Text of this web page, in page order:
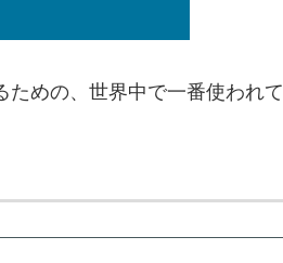
めの、世界中で一番使われて